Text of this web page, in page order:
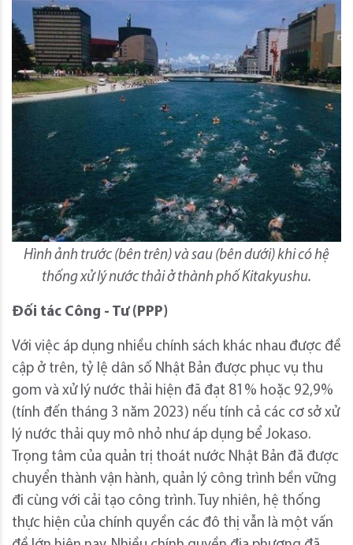
Hình ảnh trước (bên trên) và sau (bên dưới) khi có hệ
thống xử lý nước thải ở thành phố Kitakyushu.
Đối tác Công - Tư (PPP)
Với việc áp dụng nhiều chính sách khác nhau được đề
cập ở trên, tỷ lệ dân số Nhật Bản được phục vụ thu
gom và xử lý nước thải hiện đã đạt 81% hoặc 92,9%
(tính đến tháng 3 năm 2023) nếu tính cả các cơ sở xử
lý nước thải quy mô nhỏ như áp dụng bể Jokaso.
Trọng tâm của quản trị thoát nước Nhật Bản đã được
chuyển thành vận hành, quản lý công trình bền vững
đi cùng với cải tạo công trình. Tuy nhiên, hệ thống
thực hiện của chính quyền các đô thị vẫn là một vấn